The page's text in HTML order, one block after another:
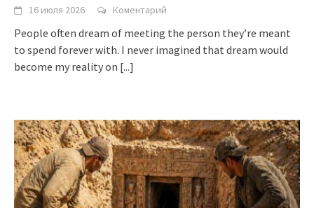
16 июля 2026 Коментарий
People often dream of meeting the person they’re meant
to spend forever with. I never imagined that dream would
become my reality on [...]